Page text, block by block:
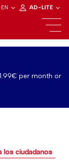
EN AD-LITE
per month or
los ciudadanos